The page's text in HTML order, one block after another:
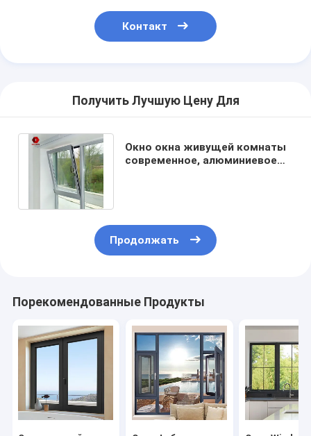
Контакт
Получить Лучшую Цену Для
Окно окна живущей комнаты
современное, алюминиевое
Продолжать
Порекомендованные Продукты